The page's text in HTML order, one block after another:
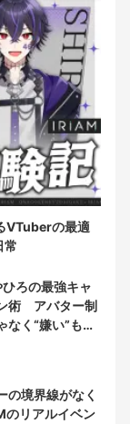
VTuberの最適
常
ろの最強キャ
術 アバター制
なく“嫌い”もブ
の境界線がなく
リアルイベン